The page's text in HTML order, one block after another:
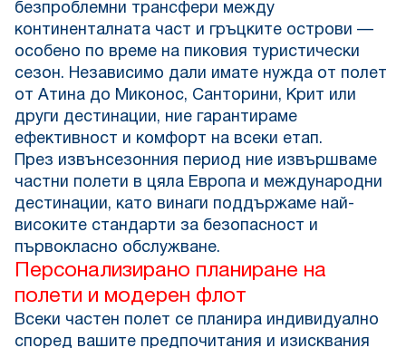
безпроблемни трансфери между
континенталната част и гръцките острови —
особено по време на пиковия туристически
сезон. Независимо дали имате нужда от полет
от Атина до Миконос, Санторини, Крит или
други дестинации, ние гарантираме
ефективност и комфорт на всеки етап.
През извънсезонния период ние извършваме
частни полети в цяла Европа и международни
дестинации, като винаги поддържаме най-
високите стандарти за безопасност и
първокласно обслужване.
Персонализирано планиране на
полети и модерен флот
Всеки частен полет се планира индивидуално
според вашите предпочитания и изисквания